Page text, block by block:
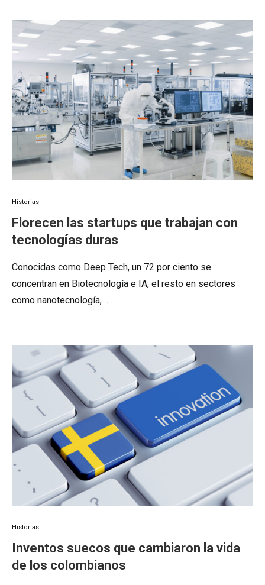
Historias
Florecen las startups que trabajan con
tecnologías duras
Conocidas como Deep Tech, un 72 por ciento se
concentran en Biotecnología e IA, el resto en sectores
como nanotecnología, …
Historias
Inventos suecos que cambiaron la vida
de los colombianos